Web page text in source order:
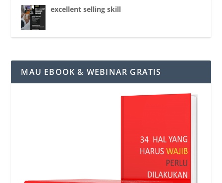
excellent selling skill
MAU EBOOK & WEBINAR GRATIS